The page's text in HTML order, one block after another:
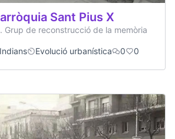
Sant Pius X
Grup de reconstrucció de la memòria
Evolució urbanística 0 0